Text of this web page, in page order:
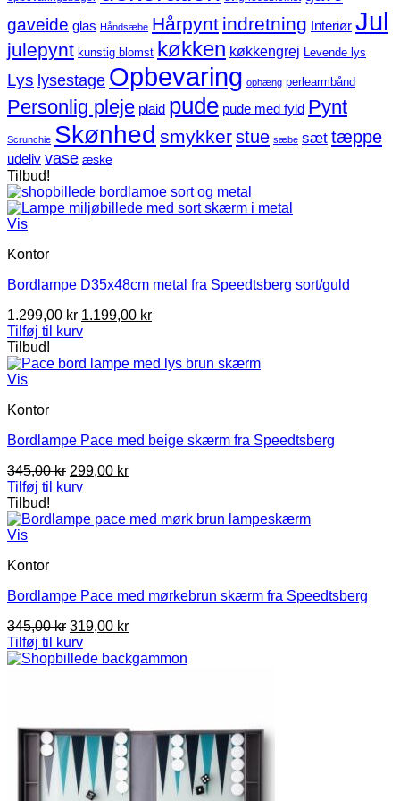
gaveide glas Håndsæbe Hårpynt indretning Interiør Jul
julepynt kunstig blomst køkken køkkengrej Levende lys
Lys lysestage Opbevaring ophæng perlearmbånd
Personlig pleje plaid pude pude med fyld Pynt
Scrunchie Skønhed smykkerstue sæbe sæt tæppe
udeliv vase æske
Tilbud!
Vis
Kontor
Bordlampe D35x48cm metal fra Speedtsberg sort/guld
1.299,00kr Den
oprindelige
var:
1.199,00 krDen
er:
Tilføj til kurv
Tilbud!
Vis
Kontor
Bordlampe Pace med beige skærm fra Speedtsberg
345,00kr Den
oprindelige
var:
299,00 krDen
er:
Tilføj til kurv
Tilbud!
Vis
Kontor
Bordlampe Pace med mørkebrun skærm fra Speedtsberg
345,00kr Den
oprindelige
pris
319,00 krDen
pris
Tilføj til kurv